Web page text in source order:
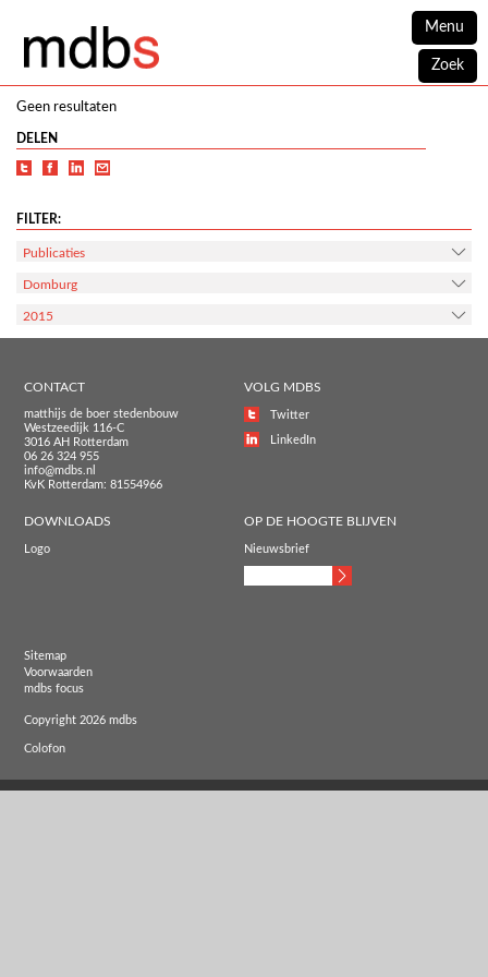
Menu
Zoek
Geen resultaten
DELEN
FILTER:
Publicaties
Domburg
2015
CONTACT
matthijs de boer stedenbouw
Westzeedijk 116-C
3016 AH Rotterdam
06 26 324 955
info@mdbs.nl
KvK Rotterdam: 81554966
VOLG MDBS
Twitter
LinkedIn
DOWNLOADS
Logo
OP DE HOOGTE BLIJVEN
Nieuwsbrief
Sitemap
Voorwaarden
mdbs focus
Copyright 2026 mdbs
Colofon